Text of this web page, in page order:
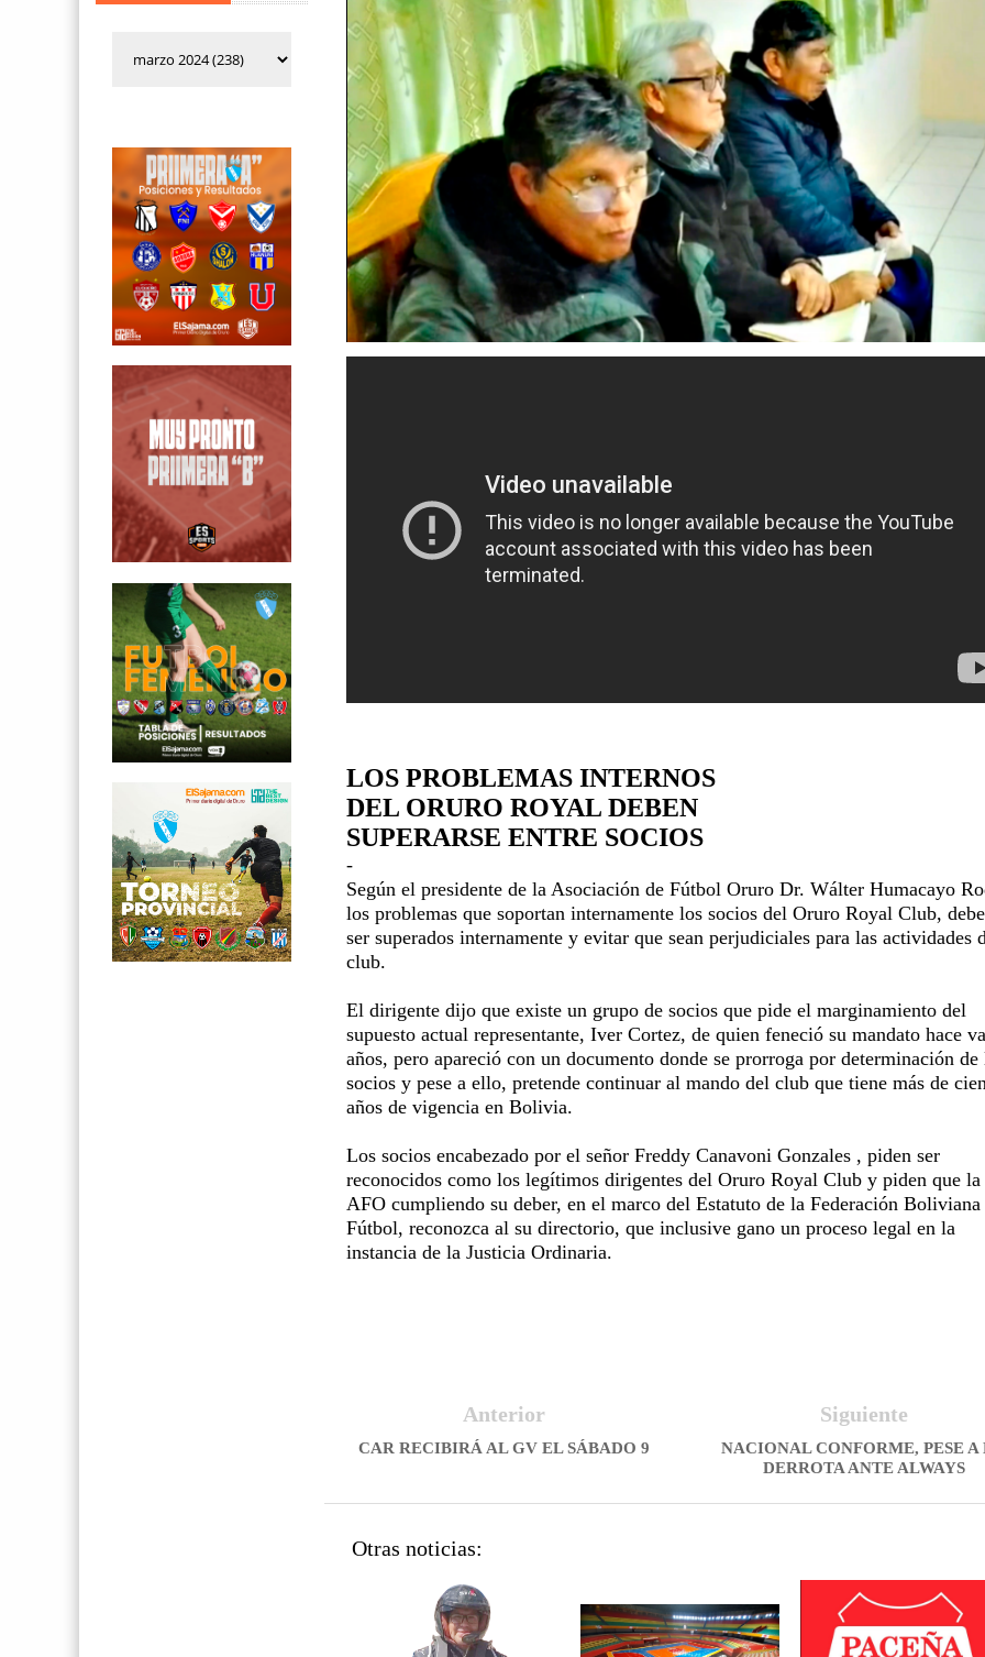
LOS PROBLEMAS INTERNOS
DEL ORURO ROYAL DEBEN
SUPERARSE ENTRE SOCIOS
-
Según el presidente de la Asociación de Fútbol Oruro Dr. Wálter Humacayo
los problemas que soportan internamente los socios del Oruro Royal Club,
ser superados internamente y evitar que sean perjudiciales para las actividades
club.
El dirigente dijo que existe un grupo de socios que pide el marginamiento del
supuesto actual representante, Iver Cortez, de quien feneció su mandato hace
años, pero apareció con un documento donde se prorroga por determinación de
socios y pese a ello, pretende continuar al mando del club que tiene más de
años de vigencia en Bolivia.
Los socios encabezado por el señor Freddy Canavoni Gonzales , piden ser
reconocidos como los legítimos dirigentes del Oruro Royal Club y piden que la
AFO cumpliendo su deber, en el marco del Estatuto de la Federación Boliviana
Fútbol, reconozca al su directorio, que inclusive gano un proceso legal en la
instancia de la Justicia Ordinaria.
Siguiente
NACIONAL CONFORME, PESE A
DERROTA ANTE ALWAYS
Anterior
CAR RECIBIRÁ AL GV EL SÁBADO 9
Otras noticias: